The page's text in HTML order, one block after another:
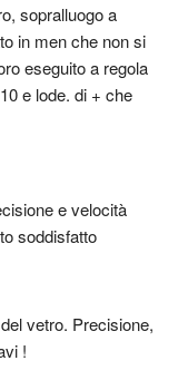
sopralluogo a
in men che non si
eseguito a regola
e lode. di + che
e velocità
soddisfatto
vetro. Precisione,
!